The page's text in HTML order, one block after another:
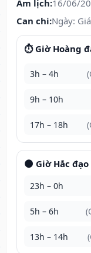
Âm lịch:16/06/
Can chi:Ngày:
⏱️ Giờ Hoàng
3h – 4h
9h – 10h
17h – 18h
🌑 Giờ Hắc đạo
23h – 0h
5h – 6h
13h – 14h